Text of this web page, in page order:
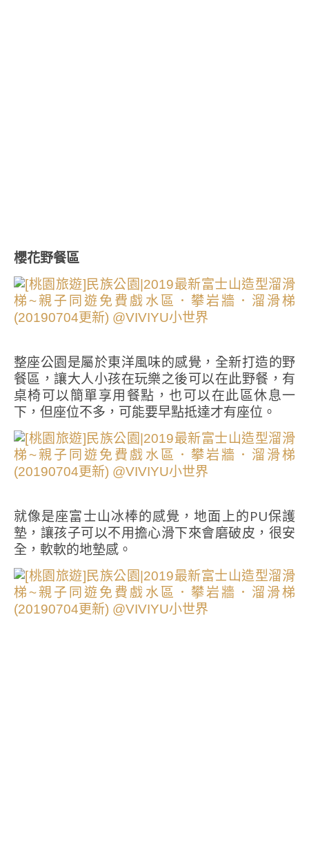
櫻花野餐區
整座公園是屬於東洋風味的感覺，全新打造的野
餐區，讓大人小孩在玩樂之後可以在此野餐，有
桌椅可以簡單享用餐點，也可以在此區休息一
下，但座位不多，可能要早點抵達才有座位。
就像是座富士山冰棒的感覺，地面上的PU保護
墊，讓孩子可以不用擔心滑下來會磨破皮，很安
全，軟軟的地墊感。